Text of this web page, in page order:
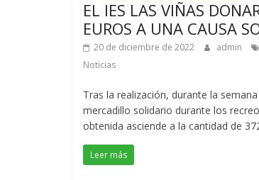
EL IES LAS VIÑAS
EUROS A UNA CAUSA
20 de diciembre de 2022 admin
Noticias
Tras la realización, durante la
mercadillo solidario durante los
obtenida asciende a la cantidad de
Leer más